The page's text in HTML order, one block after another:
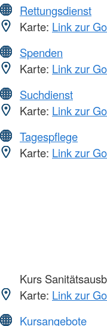
Rettungsdienst
Karte: Link zur
Spenden
Karte: Link zur
Suchdienst
Karte: Link zur
Tagespflege
Karte: Link zur
Kurs
Karte: Link zur
Kursangebote